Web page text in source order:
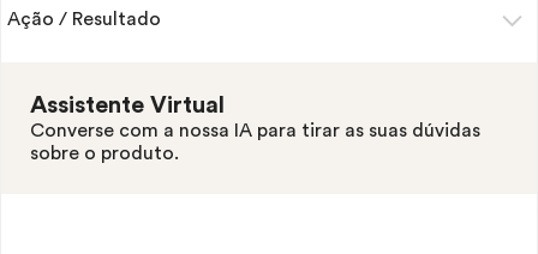
Ação / Resultado
Assistente Virtual
Converse com a nossa IA para tirar as suas dúvidas
sobre o produto.